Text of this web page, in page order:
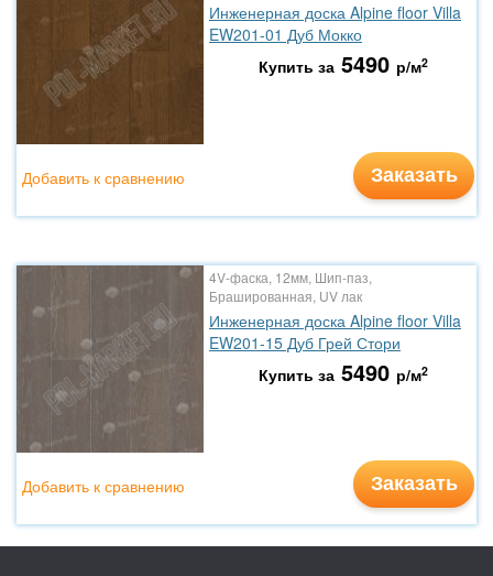
Инженерная доска Alpine floor Villa
EW201-01 Дуб Мокко
Купить за 5490 р/м2
Заказать
Добавить к сравнению
4V-фаска, 12мм, Шип-паз,
Брашированная, UV лак
Инженерная доска Alpine floor Villa
EW201-15 Дуб Грей Стори
Купить за 5490 р/м2
Заказать
Добавить к сравнению